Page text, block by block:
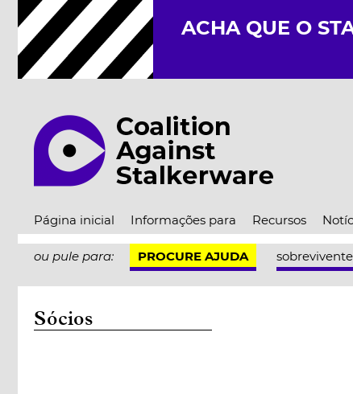
ACHA QUE O
Página inicial Informações para Recursos
ou pule para: PROCURE AJUDA
Sócios